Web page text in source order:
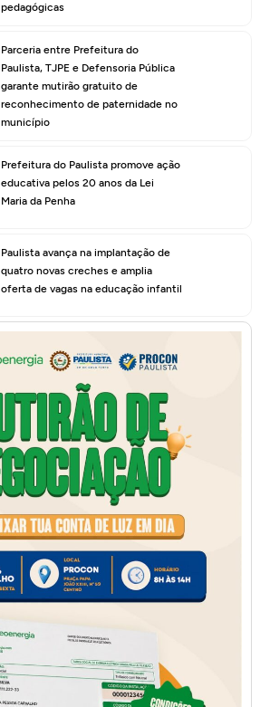
pedagógicas
Parceria entre Prefeitura do
Paulista, TJPE e Defensoria Pública
garante mutirão gratuito de
reconhecimento de paternidade no
município
Prefeitura do Paulista promove ação
educativa pelos 20 anos da Lei
Maria da Penha
Paulista avança na implantação de
quatro novas creches e amplia
oferta de vagas na educação infantil